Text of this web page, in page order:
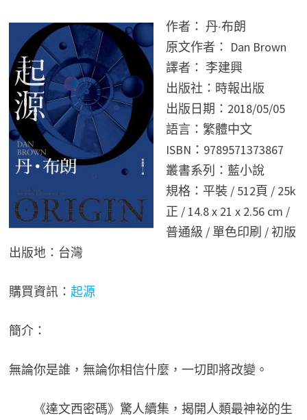
作者： 丹‧布朗
原文作者： Dan Brown
譯者： 李建興
出版社：時報出版
出版日期：2018/05/05
語言：繁體中文
ISBN：9789571373867
叢書系列：藍小說
規格：平裝 / 512頁 / 25k
正 / 14.8 x 21 x 2.56 cm /
普通級 / 單色印刷 / 初版
出版地：台灣
購買資訊： 起源
簡介：
無論你是誰，無論你相信什麼，一切即將改變。
《達文西密碼》驚人續集，揭開人類最神祕的生